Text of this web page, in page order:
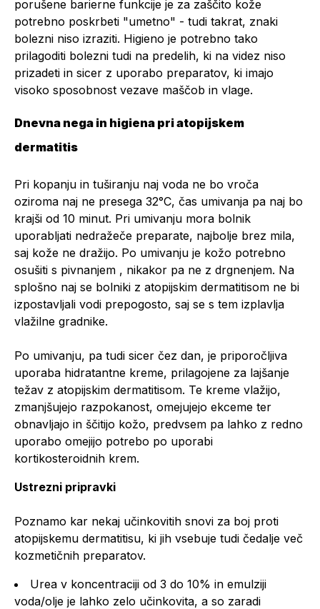
porušene barierne funkcije je za zaščito kože
potrebno poskrbeti "umetno" - tudi takrat, znaki
bolezni niso izraziti. Higieno je potrebno tako
prilagoditi bolezni tudi na predelih, ki na videz niso
prizadeti in sicer z uporabo preparatov, ki imajo
visoko sposobnost vezave maščob in vlage.
Dnevna nega in higiena pri atopijskem
dermatitis
Pri kopanju in tuširanju naj voda ne bo vroča
oziroma naj ne presega 32°C, čas umivanja pa naj bo
krajši od 10 minut. Pri umivanju mora bolnik
uporabljati nedražeče preparate, najbolje brez mila,
saj kože ne dražijo. Po umivanju je kožo potrebno
osušiti s pivnanjem , nikakor pa ne z drgnenjem. Na
splošno naj se bolniki z atopijskim dermatitisom ne bi
izpostavljali vodi prepogosto, saj se s tem izplavlja
vlažilne gradnike.
Po umivanju, pa tudi sicer čez dan, je priporočljiva
uporaba hidratantne kreme, prilagojene za lajšanje
težav z atopijskim dermatitisom. Te kreme vlažijo,
zmanjšujejo razpokanost, omejujejo ekceme ter
obnavljajo in ščitijo kožo, predvsem pa lahko z redno
uporabo omejijo potrebo po uporabi
kortikosteroidnih krem.
Ustrezni pripravki
Poznamo kar nekaj učinkovitih snovi za boj proti
atopijskemu dermatitisu, ki jih vsebuje tudi čedalje več
kozmetičnih preparatov.
Urea v koncentraciji od 3 do 10% in emulziji
voda/olje je lahko zelo učinkovita, a so zaradi